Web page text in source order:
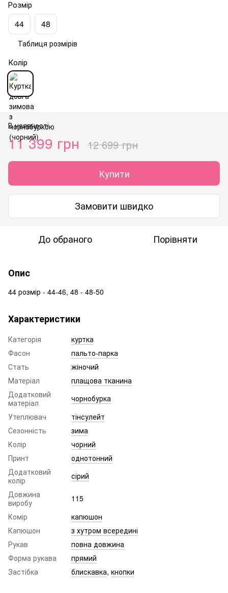
Розмір
44 48
Таблиця розмірів
Колір
В наявності
11 399 грн 12 699 грн
Купити
Замовити швидко
До обраного Порівняти
Опис
44 розмір - 44-46, 48 - 48-50
Характеристики
Категорія
куртка
Фасон
пальто-парка
Стать
жіночий
Матеріал
плащова тканина
Додатковий
матеріал
чорнобурка
Утеплювач
тінсулейт
Сезонність
зима
Колір
чорний
Принт
однотонний
Додатковий
колір
сірий
Довжина
виробу
115
Комір
капюшон
Капюшон
з хутром всередині
Рукав
повна довжина
Форма рукава
прямий
Застібка
блискавка, кнопки